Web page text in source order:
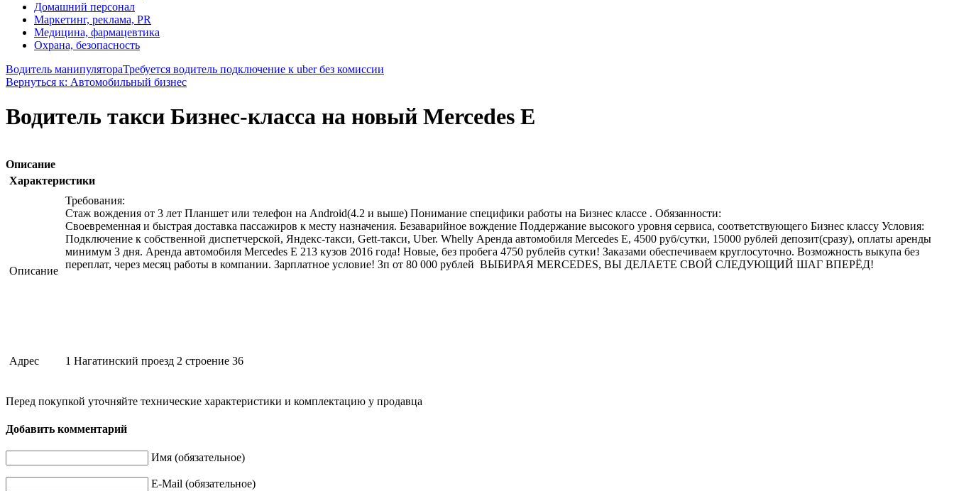
Домашний персонал
Маркетинг, реклама, PR
Медицина, фармацевтика
Охрана, безопасность
Водитель манипулятораТребуется водитель подключение к uber без комиссии
Вернуться к: Автомобильный бизнес
Водитель такси Бизнес-класса на новый Mercedes E
Описание
Характеристики
Описание
Требования:
Стаж вождения от 3 лет Планшет или телефон на Android(4.2 и выше) Понимание специфики работы на Бизнес классе . Обязанности:
Своевременная и быстрая доставка пассажиров к месту назначения. Безаварийное вождение Поддержание высокого уровня сервиса, соответствующего Бизнес классу Условия:
Подключение к собственной диспетчерской, Яндекс-такси, Gett-такси, Uber. Whelly Аренда автомобиля Mercedes E, 4500 руб/сутки, 15000 рублей депозит(сразу), оплаты аренды
минимум 3 дня. Аренда автомобиля Mercedes E 213 кузов 2016 года! Новые, без пробега 4750 рублейв сутки! Заказами обеспечиваем круглосуточно. Возможность выкупа без
переплат, через месяц работы в компании. Зарплатное условие! Зп от 80 000 рублей ВЫБИРАЯ MERCEDES, ВЫ ДЕЛАЕТЕ СВОЙ СЛЕДУЮЩИЙ ШАГ ВПЕРЁД!
Адрес 1 Нагатинский проезд 2 строение 36
Перед покупкой уточняйте технические характеристики и комплектацию у продавца
Добавить комментарий
Имя (обязательное)
E-Mail (обязательное)